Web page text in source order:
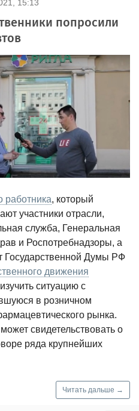
15:13
попросили
работника, который
участники отрасли,
служба, Генеральная
и Роспотребнадзоры, а
Государственной Думы РФ
движения
ситуацию с
в розничном
рынка.
свидетельствовать о
ряда крупнейших
Читать дальше →